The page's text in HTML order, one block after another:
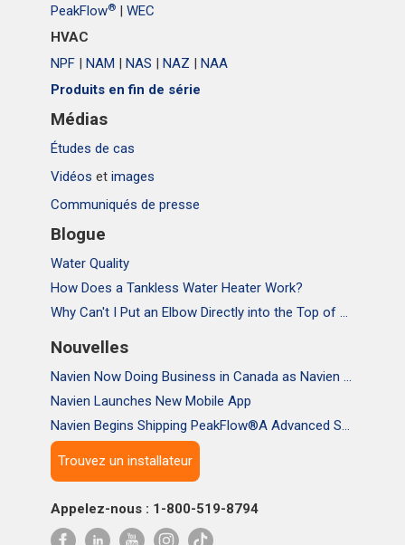
PeakFlow® | WEC
HVAC
NPF | NAM | NAS | NAZ | NAA
Produits en fin de série
Médias
Études de cas
Vidéos et images
Communiqués de presse
Blogue
Water Quality
How Does a Tankless Water Heater Work?
Why Can't I Put an Elbow Directly into the Top of NPE Tankless Water Heaters
Nouvelles
Navien Now Doing Business in Canada as Navien Canada, Inc.
Navien Launches New Mobile App
Navien Begins Shipping PeakFlow®A Advanced Scale Prevention System
Trouvez un installateur
Appelez-nous : 1-800-519-8794